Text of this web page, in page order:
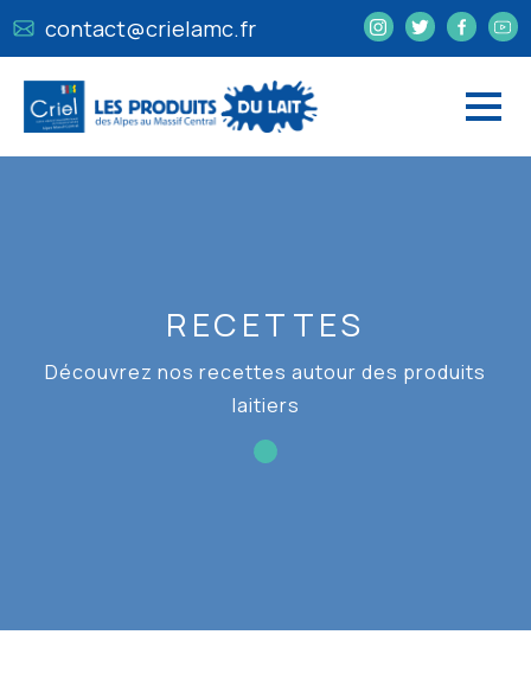
contact@crielamc.fr
RECETTES
Découvrez nos recettes autour des produits
laitiers